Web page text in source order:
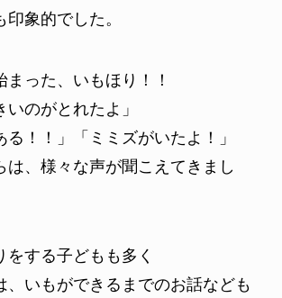
象的でした。
った、いもほり！！
いのがとれたよ」
る！！」「ミミズがいたよ！」
は、様々な声が聞こえてきまし
をする子どもも多く
、いもができるまでのお話なども